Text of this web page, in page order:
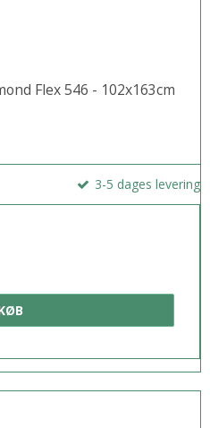
Flex 546 - 102x163cm
3-5 dages levering